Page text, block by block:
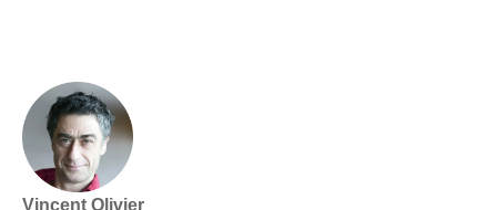
Vincent Olivier